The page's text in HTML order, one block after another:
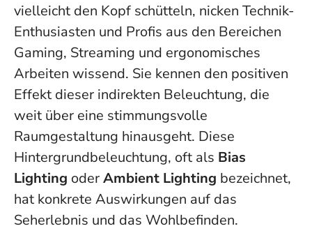
vielleicht den Kopf schütteln, nicken Technik-
Enthusiasten und Profis aus den Bereichen
Gaming, Streaming und ergonomisches
Arbeiten wissend. Sie kennen den positiven
Effekt dieser indirekten Beleuchtung, die
weit über eine stimmungsvolle
Raumgestaltung hinausgeht. Diese
Hintergrundbeleuchtung, oft als Bias
Lighting oderAmbient Lighting bezeichnet,
hat konkrete Auswirkungen auf das
Seherlebnis und das Wohlbefinden.